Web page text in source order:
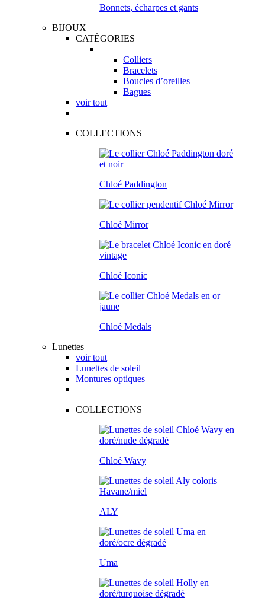
Bonnets, écharpes et gants
BIJOUX
CATÉGORIES
Colliers
Bracelets
Boucles d’oreilles
Bagues
voir tout
COLLECTIONS
Chloé Paddington
Chloé Mirror
Chloé Iconic
Chloé Medals
Lunettes
voir tout
Lunettes de soleil
Montures optiques
COLLECTIONS
Chloé Wavy
ALY
Uma